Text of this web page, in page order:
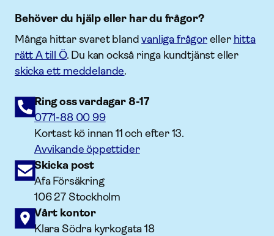
Behöver du hjälp eller har du frågor?
Många hittar svaret blandvanliga frågoreller hitta
rätt A till Ö. Du kan också ringa kundtjänst eller
skicka ett meddelande.
Ring oss vardagar 8-17
0771-88 00 99
Kortast kö innan 11 och efter 13.
Avvikande öppettider
Skicka post
Afa Försäkring
106 27 Stockholm
Vårt kontor
Klara Södra kyrkogata 18